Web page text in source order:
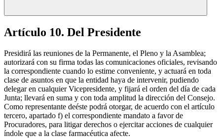
Artículo 10. Del Presidente
Presidirá las reuniones de la Permanente, el Pleno y la Asamblea;
autorizará con su firma todas las comunicaciones oficiales, revisando
la correspondiente cuando lo estime conveniente, y actuará en toda
clase de asuntos en que la entidad haya de intervenir, pudiendo
delegar en cualquier Vicepresidente, y fijará el orden del día de cada
Junta; llevará en suma y con toda amplitud la dirección del Consejo.
Como representante deéste podrá otorgar, de acuerdo con el artículo
tercero, apartado f) el correspondiente mandato a favor de
Procuradores, para litigar derechos o ejercitar acciones de cualquier
índole que a la clase farmacéutica afecte.